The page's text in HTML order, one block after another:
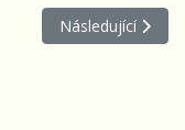
Další článek:
Následující